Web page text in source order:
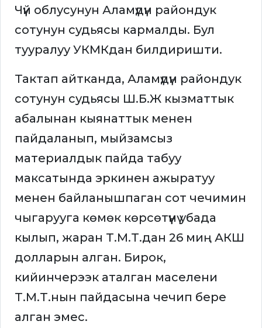
Чүй облусунун Аламүдүн райондук
сотунун судьясы кармалды. Бул
тууралуу УКМКдан билдиришти.
Тактап айтканда, Аламүдүн райондук
сотунун судьясы Ш.Б.Ж кызматтык
абалынан кыянаттык менен
пайдаланып, мыйзамсыз
материалдык пайда табуу
максатында эркинен ажыратуу
менен байланышпаган сот чечимин
чыгарууга көмөк көрсөтүүнү убада
кылып, жаран Т.М.Т.дан 26 миң АКШ
долларын алган. Бирок,
кийинчерээк аталган маселени
Т.М.Т.нын пайдасына чечип бере
алган эмес.